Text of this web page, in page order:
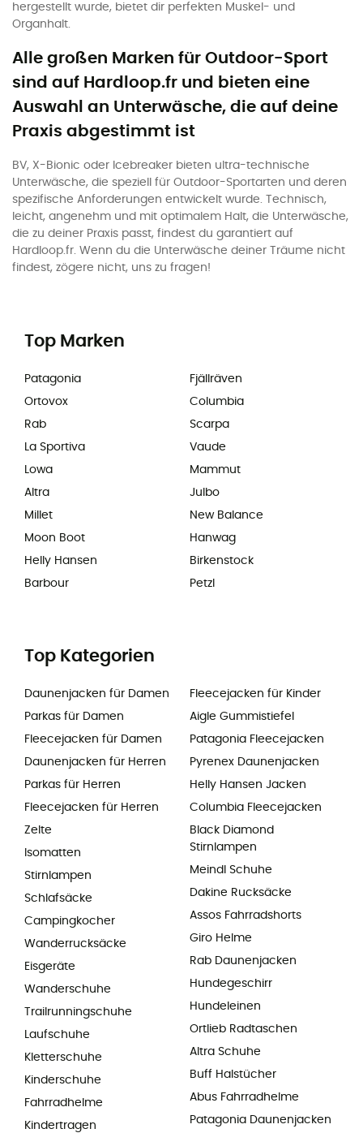
hergestellt wurde, bietet dir perfekten Muskel- und
Organhalt.
Alle großen Marken für Outdoor-Sport
sind auf Hardloop.fr und bieten eine
Auswahl an Unterwäsche, die auf deine
Praxis abgestimmt ist
BV, X-Bionic oder Icebreaker bieten ultra-technische
Unterwäsche, die speziell für Outdoor-Sportarten und deren
spezifische Anforderungen entwickelt wurde. Technisch,
leicht, angenehm und mit optimalem Halt, die Unterwäsche,
die zu deiner Praxis passt, findest du garantiert auf
Hardloop.fr. Wenn du die Unterwäsche deiner Träume nicht
findest, zögere nicht, uns zu fragen!
Top Marken
Patagonia
Ortovox
Rab
La Sportiva
Lowa
Altra
Millet
Moon Boot
Helly Hansen
Barbour
Fjällräven
Columbia
Scarpa
Vaude
Mammut
Julbo
New Balance
Hanwag
Birkenstock
Petzl
Top Kategorien
Daunenjacken für Damen
Parkas für Damen
Fleecejacken für Damen
Daunenjacken für Herren
Parkas für Herren
Fleecejacken für Herren
Zelte
Isomatten
Stirnlampen
Schlafsäcke
Campingkocher
Wanderrucksäcke
Eisgeräte
Wanderschuhe
Trailrunningschuhe
Laufschuhe
Kletterschuhe
Kinderschuhe
Fahrradhelme
Kindertragen
Fleecejacken für Kinder
Aigle Gummistiefel
Patagonia Fleecejacken
Pyrenex Daunenjacken
Helly Hansen Jacken
Columbia Fleecejacken
Black Diamond
Stirnlampen
Meindl Schuhe
Dakine Rucksäcke
Assos Fahrradshorts
Giro Helme
Rab Daunenjacken
Hundegeschirr
Hundeleinen
Ortlieb Radtaschen
Altra Schuhe
Buff Halstücher
Abus Fahrradhelme
Patagonia Daunenjacken